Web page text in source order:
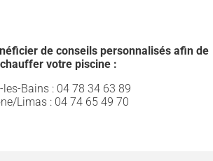
de conseils personnalisés afin de
votre piscine :
les-Bains : 04 78 34 63 89
Limas : 04 74 65 49 70